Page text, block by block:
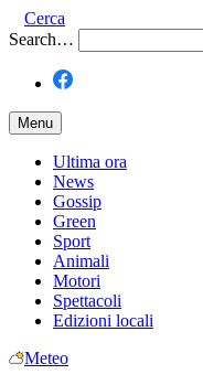
Cerca
Search…
Menu
Ultima ora
News
Gossip
Green
Sport
Animali
Motori
Spettacoli
Edizioni locali
Meteo